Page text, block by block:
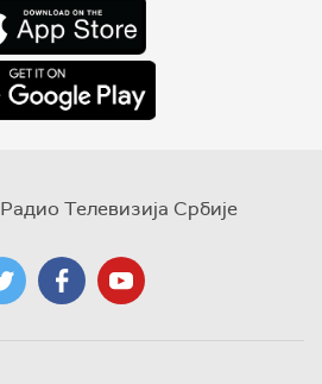
Радио Телевизија Србије